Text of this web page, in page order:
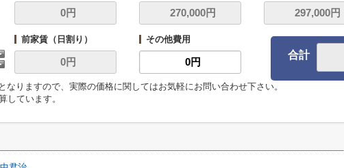
前家賃（日割り） その他費用
合計
りますので、実際の価格に関してはお気軽にお問い合わせ下さい。
しています。